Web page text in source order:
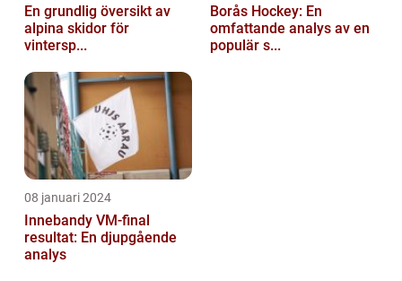
En grundlig översikt av
alpina skidor för
vintersp...
Borås Hockey: En
omfattande analys av en
populär s...
08 januari 2024
Innebandy VM-final
resultat: En djupgående
analys